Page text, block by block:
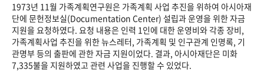
1973년 11월 가족계획연구원은 가족계획 사업 추진을 위하여 아시아재
단에 문헌정보실(Documentation Center) 설립과 운영을 위한 자금
지원을 요청하였다. 요청 내용은 인력 1인에 대한 운영비와 각종 장비,
가족계획사업 추진을 위한 뉴스레터, 가족계획 및 인구관계 인명록, 기
관명부 등의 출판에 관한 자금 지원이었다. 결과, 아시아재단은 미화
7,335불을 지원하였고 관련 사업을 진행할 수 있었다.